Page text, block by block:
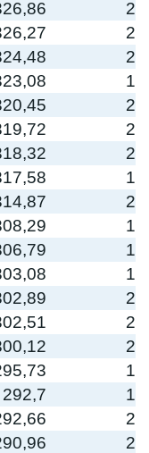
2
2
2
1
2
2
2
1
2
1
1
1
2
2
2
1
292,7
1
2
2